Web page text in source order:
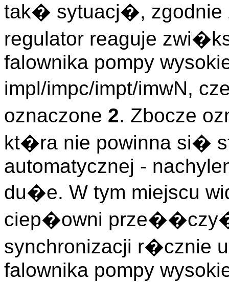
tak� sytuacj�, zgodnie
regulator reaguje
falownika pompy
impl/impc/impt/imwN,
oznaczone 2. Zbocze
kt�ra nie powinna si�
automatycznej -
du�e. W tym miejscu
ciep�owni
synchronizacji r�cznie
falownika pompy